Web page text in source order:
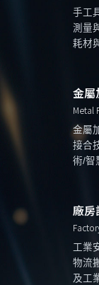
手工
測量
耗材
金屬
Metal
金屬
接合
術/智
廠房
工業
物流
及工